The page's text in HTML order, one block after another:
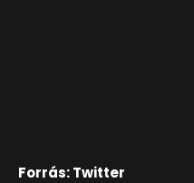
Forrás: Twitter